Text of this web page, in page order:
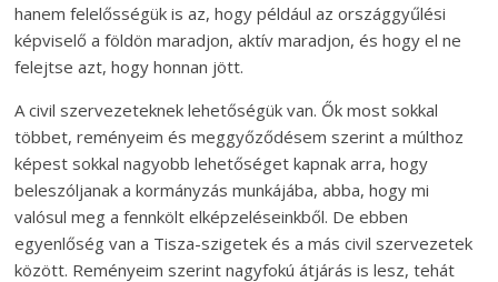
hanem felelősségük is az, hogy például az országgyűlési
képviselő a földön maradjon, aktív maradjon, és hogy el ne
felejtse azt, hogy honnan jött.
A civil szervezeteknek lehetőségük van. Ők most sokkal
többet, reményeim és meggyőződésem szerint a múlthoz
képest sokkal nagyobb lehetőséget kapnak arra, hogy
beleszóljanak a kormányzás munkájába, abba, hogy mi
valósul meg a fennkölt elképzeléseinkből. De ebben
egyenlőség van a Tisza-szigetek és a más civil szervezetek
között. Reményeim szerint nagyfokú átjárás is lesz, tehát